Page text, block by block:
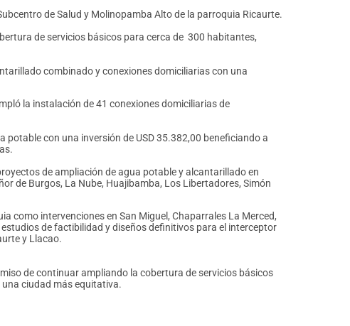
de Salud y Molinopamba Alto de la parroquia Ricaurte.
de servicios básicos para cerca de 300 habitantes,
combinado y conexiones domiciliarias con una
la instalación de 41 conexiones domiciliarias de
con una inversión de USD 35.382,00 beneficiando a
de ampliación de agua potable y alcantarillado en
de Burgos, La Nube, Huajibamba, Los Libertadores, Simón
como intervenciones en San Miguel, Chaparrales La Merced,
de factibilidad y diseños definitivos para el interceptor
y Llacao.
de continuar ampliando la cobertura de servicios básicos
ciudad más equitativa.